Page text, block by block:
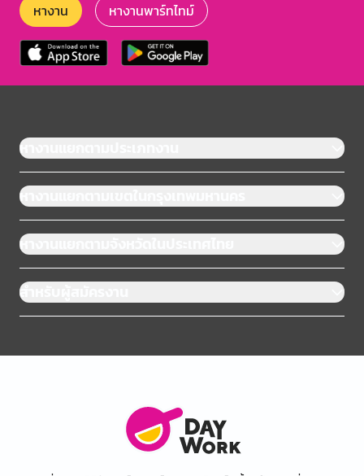
หางาน หางานพาร์ทไทม์
หางานแยกตามประเภทงาน
หางานแยกตามเขตในกรุงเทพมหานคร
หางานแยกตามจังหวัดในประเทศไทย
สำหรับผู้สมัครงาน